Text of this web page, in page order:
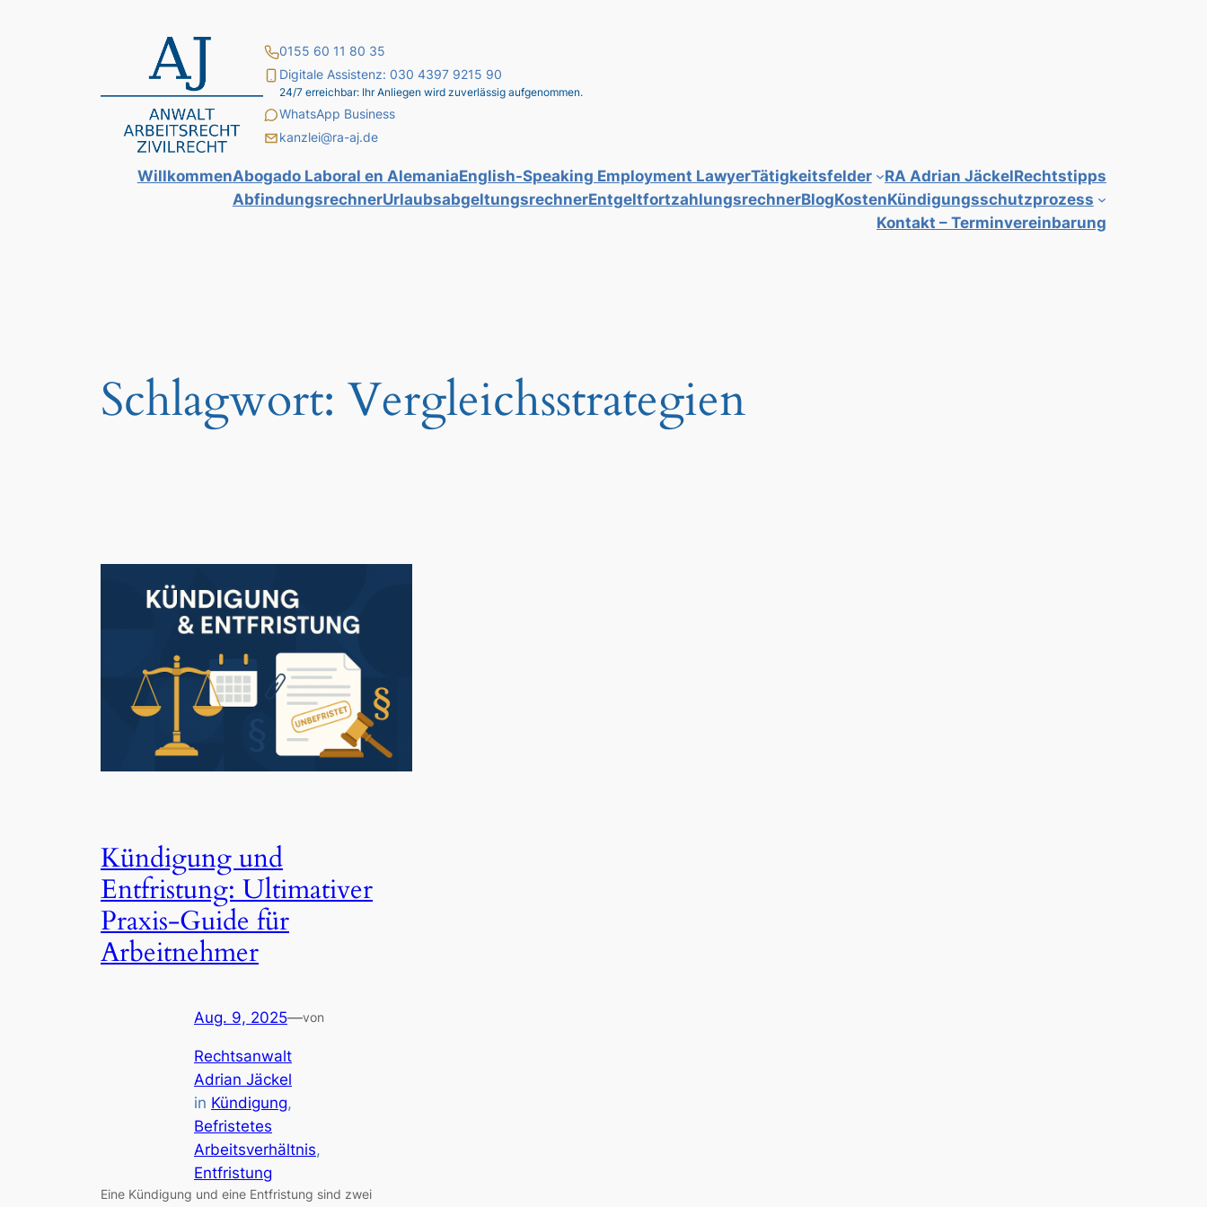
0155 60 11 80 35
Digitale Assistenz: 030 4397 9215 90
24/7 erreichbar: Ihr Anliegen wird zuverlässig aufgenommen.
WhatsApp Business
kanzlei@ra-aj.de
WillkommenAbogado Laboral en AlemaniaEnglish-Speaking Employment LawyerTätigkeitsfelder RA Adrian JäckelRechtstipps
AbfindungsrechnerUrlaubsabgeltungsrechnerEntgeltfortzahlungsrechnerBlogKostenKündigungsschutzprozess
Kontakt – Terminvereinbarung
Schlagwort: Vergleichsstrategien
Kündigung und
Entfristung: Ultimativer
Praxis-Guide für
Arbeitnehmer
Aug. 9, 2025—von
Rechtsanwalt
Adrian Jäckel
in Kündigung
Befristetes
Arbeitsverhältnis
Entfristung
Eine Kündigung und eine Entfristung sind zwei